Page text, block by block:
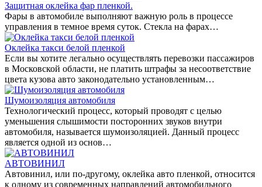
Защитная оклейка фар пленкой.
Фары в автомобиле выполняют важную роль в процессе
управления в темное время суток. Стекла на фарах…
Оклейка такси белой пленкой
Если вы хотите легально осуществлять перевозки пассажиров
в Московской области, не платить штрафы за несоответствие
цвета кузова авто законодательно установленным…
Шумоизоляция автомобиля
Технологический процесс, который проводят с целью
уменьшения слышимости посторонних звуков внутри
автомобиля, называется шумоизоляцией. Данный процесс
является одной из основ…
АВТОВИНИЛ
Автовинил, или по-другому, оклейка авто пленкой, относится
к одному из современных направлений автомобильного